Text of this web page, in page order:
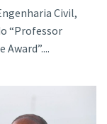
Civil,
“Professor